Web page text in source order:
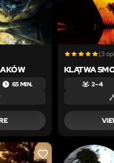
65 MIN.
(3
KLĄTWA
2 – 4
LIKE